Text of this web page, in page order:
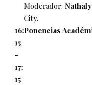
Moderador:
City.
16:
15
-
17:
15
Ponencias